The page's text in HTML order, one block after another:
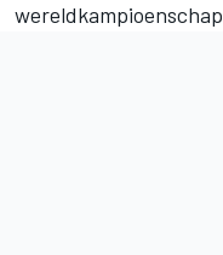
wereldkampioenschap